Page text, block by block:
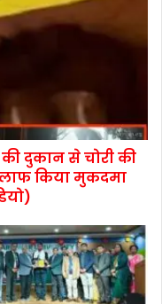
दुकान से चोरी की
किया मुकदमा